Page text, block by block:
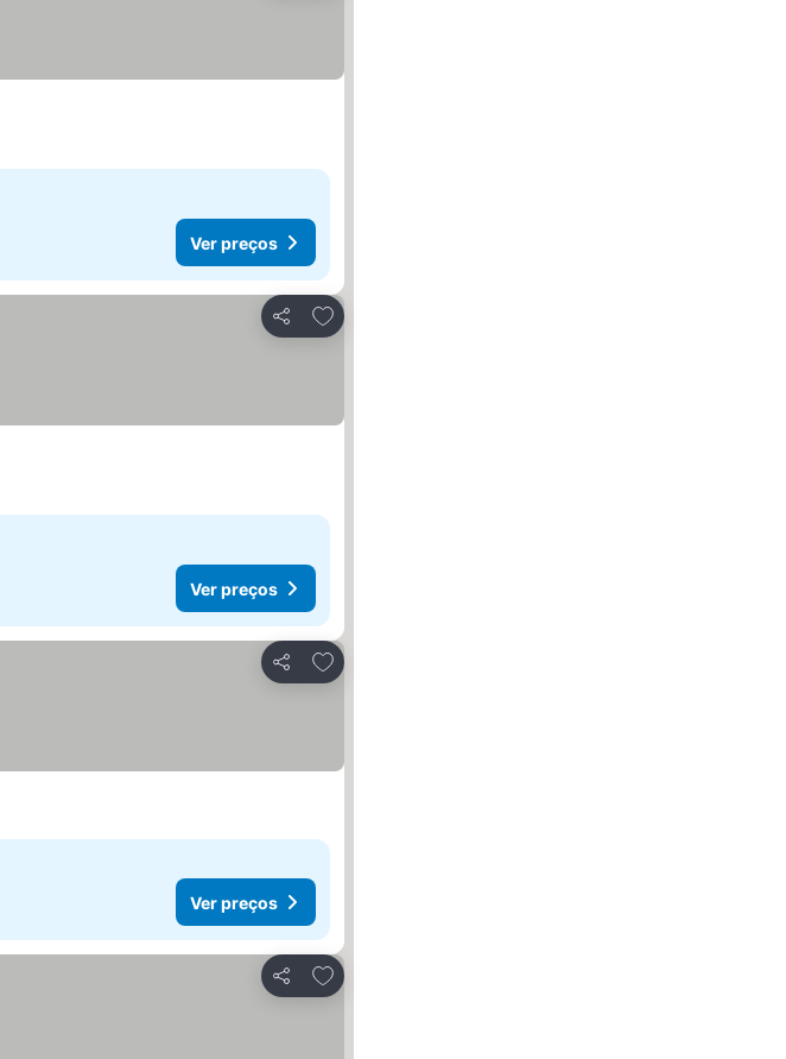
Ver preços
Partilhar
Adicionar aos favoritos
Ver preços
Partilhar
Adicionar aos favoritos
Ver preços
Partilhar
Adicionar aos favoritos